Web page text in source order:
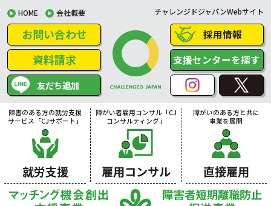
HOME 会社概要 チャレンジドジャパンWebサイト
お問い合わせ
資料請求
友だち追加
採用情報
支援センターを探す
障害のある方の就労支援
サービス「CJサポート」
就労支援
障がい者雇用コンサル「CJ
コンサルティング」
雇用コンサル
障がいのある方と共に
事業を展開
直接雇用